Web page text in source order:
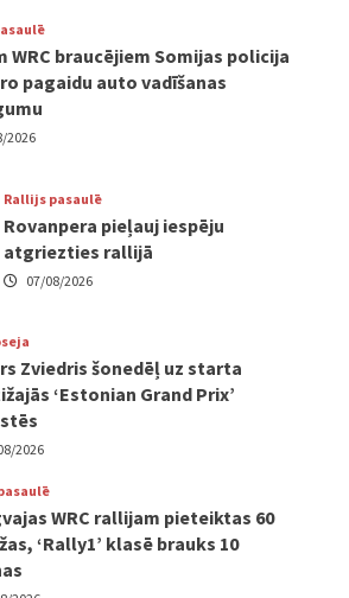
WRC braucējiem Somijas policija
pagaidu auto vadīšanas
2026
Rallijs pasaulē
Rovanpera pieļauj iespēju
atgriezties rallijā
07/08/2026
Zviedris šonedēļ uz starta
‘Estonian Grand Prix’
2026
WRC rallijam pieteiktas 60
‘Rally1’ klasē brauks 10